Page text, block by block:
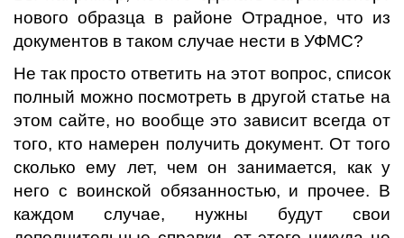
нового образца в районе Отрадное, что из
документов в таком случае нести в УФМС?
Не так просто ответить на этот вопрос, список
полный можно посмотреть в другой статье на
этом сайте, но вообще это зависит всегда от
того, кто намерен получить документ. От того
сколько ему лет, чем он занимается, как у
него с воинской обязанностью, и прочее. В
каждом случае, нужны будут свои